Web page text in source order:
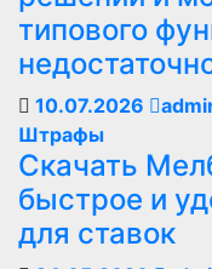
типового
10.07.2026
Штрафы
Скачать
быстрое и
для ставок